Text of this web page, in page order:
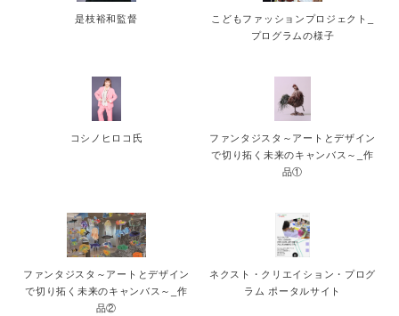
是枝裕和監督
こどもファッションプロジェクト_
プログラムの様子
コシノヒロコ氏
ファンタジスタ～アートとデザイン
で切り拓く未来のキャンバス～_作
品①
ファンタジスタ～アートとデザイン
で切り拓く未来のキャンバス～_作
品②
ネクスト・クリエイション・プログ
ラム ポータルサイト